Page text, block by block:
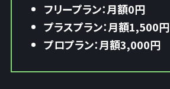
フリープラン：月額0円
プラスプラン：月額1,500円
プロプラン：月額3,000円